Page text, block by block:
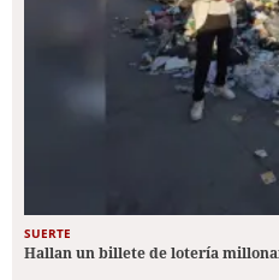
SUERTE
Hallan un billete de lotería